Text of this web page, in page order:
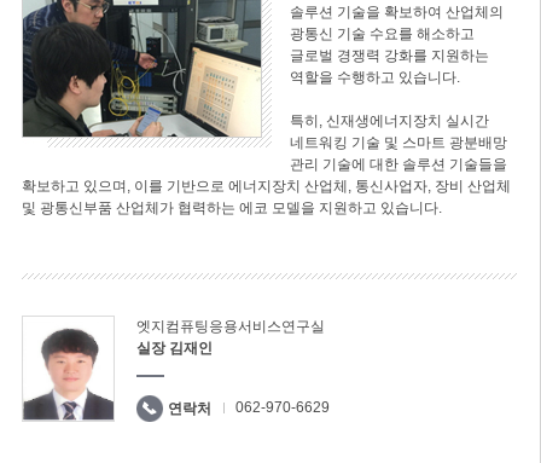
솔루션 기술을 확보하여 산업체의
광통신 기술 수요를 해소하고
글로벌 경쟁력 강화를 지원하는
역할을 수행하고 있습니다.
특히, 신재생에너지장치 실시간
네트워킹 기술 및 스마트 광분배망
관리 기술에 대한 솔루션 기술들을
확보하고 있으며, 이를 기반으로 에너지장치 산업체, 통신사업자, 장비 산업체
및 광통신부품 산업체가 협력하는 에코 모델을 지원하고 있습니다.
엣지컴퓨팅응용서비스연구실
실장 김재인
연락처 062-970-6629